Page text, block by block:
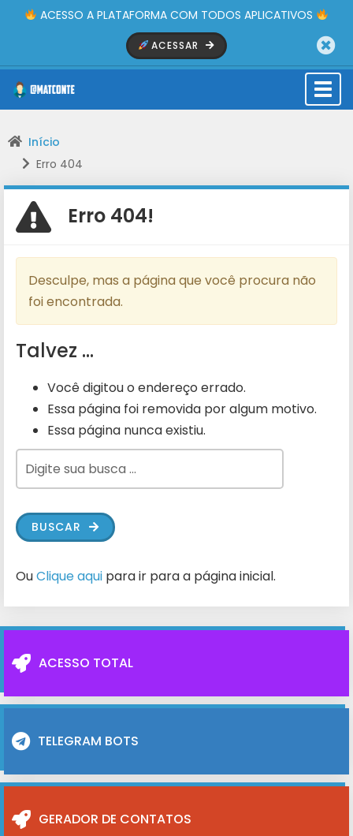
ACESSO A PLATAFORMA COM TODOS APLICATIVOS
ACESSAR
Início
Erro 404
Erro 404!
Desculpe, mas a página que você procura não
foi encontrada.
Talvez ...
Você digitou o endereço errado.
Essa página foi removida por algum motivo.
Essa página nunca existiu.
BUSCAR
OuClique aqui para ir para a página inicial.
ACESSO TOTAL
TELEGRAM BOTS
GERADOR DE CONTATOS